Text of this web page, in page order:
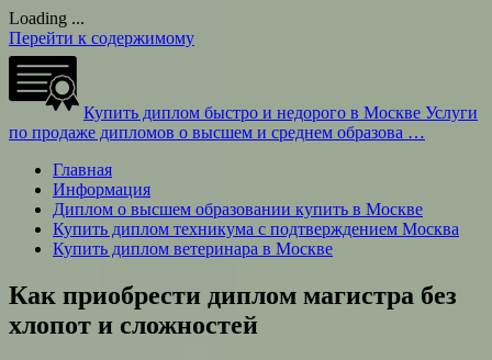
Loading ...
Перейти к содержимому
Купить диплом быстро и недорого в Москве Услуги
по продаже дипломов о высшем и среднем образова …
Главная
Информация
Диплом о высшем образовании купить в Москве
Купить диплом техникума с подтверждением Москва
Купить диплом ветеринара в Москве
Как приобрести диплом магистра без
хлопот и сложностей